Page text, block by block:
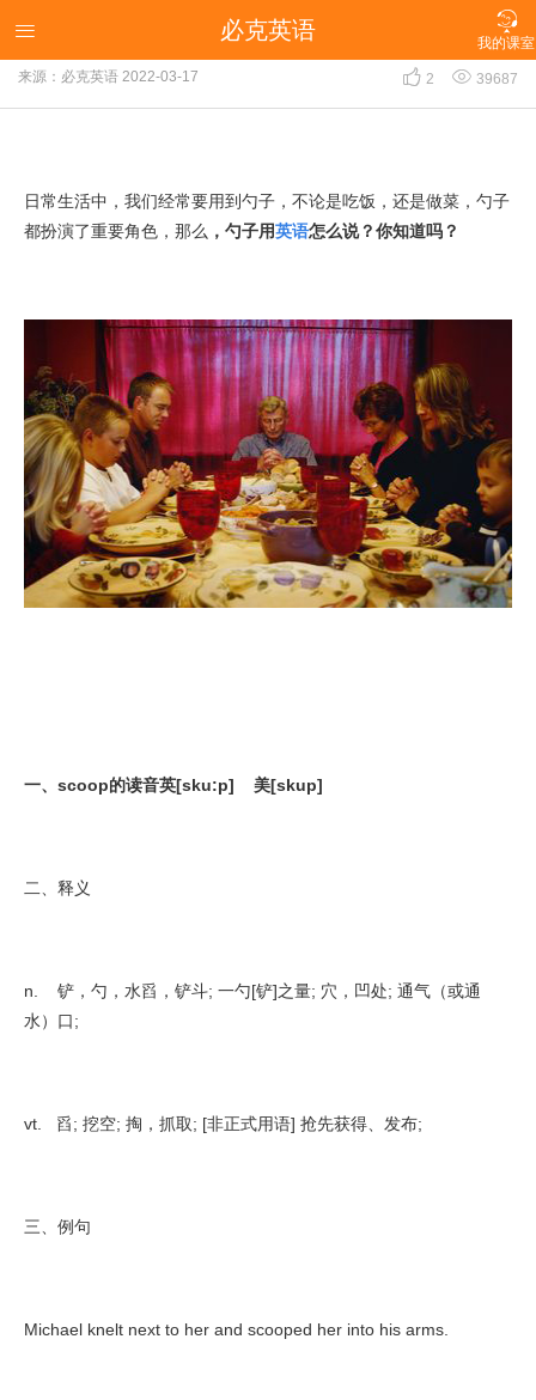

我的课室
 必克英语
勺子用英语怎么说？你知道吗？
来源：必克英语 2022-03-17  2  39687
日常生活中，我们经常要用到勺子，不论是吃饭，还是做菜，勺子
都扮演了重要角色，那么 ，勺子用英语怎么说？你知道吗？
一、scoop的读音英[sku:p] 美[skup]
二、释义
n. 铲，勺，水舀，铲斗; 一勺[铲]之量; 穴，凹处; 通气（或通
水）口;
vt. 舀; 挖空; 掏，抓取; [非正式用语] 抢先获得、发布;
三、例句
Michael knelt next to her and scooped her into his arms.